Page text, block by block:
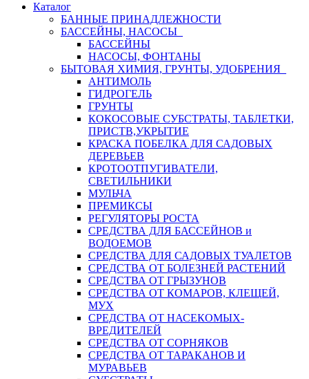
Каталог
БАННЫЕ ПРИНАДЛЕЖНОСТИ
БАССЕЙНЫ, НАСОСЫ
БАССЕЙНЫ
НАСОСЫ, ФОНТАНЫ
БЫТОВАЯ ХИМИЯ, ГРУНТЫ, УДОБРЕНИЯ
АНТИМОЛЬ
ГИДРОГЕЛЬ
ГРУНТЫ
КОКОСОВЫЕ СУБСТРАТЫ, ТАБЛЕТКИ,
ПРИСТВ,УКРЫТИЕ
КРАСКА ПОБЕЛКА ДЛЯ САДОВЫХ
ДЕРЕВЬЕВ
КРОТООТПУГИВАТЕЛИ,
СВЕТИЛЬНИКИ
МУЛЬЧА
ПРЕМИКСЫ
РЕГУЛЯТОРЫ РОСТА
СРЕДСТВА ДЛЯ БАССЕЙНОВ и
ВОДОЕМОВ
СРЕДСТВА ДЛЯ САДОВЫХ ТУАЛЕТОВ
СРЕДСТВА ОТ БОЛЕЗНЕЙ РАСТЕНИЙ
СРЕДСТВА ОТ ГРЫЗУНОВ
СРЕДСТВА ОТ КОМАРОВ, КЛЕЩЕЙ,
МУХ
СРЕДСТВА ОТ НАСЕКОМЫХ-
ВРЕДИТЕЛЕЙ
СРЕДСТВА ОТ СОРНЯКОВ
СРЕДСТВА ОТ ТАРАКАНОВ И
МУРАВЬЕВ